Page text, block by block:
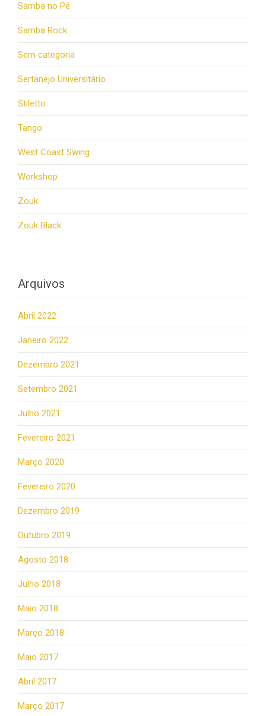
Samba no Pé
Samba Rock
Sem categoria
Sertanejo Universitário
Stiletto
Tango
West Coast Swing
Workshop
Zouk
Zouk Black
Arquivos
Abril 2022
Janeiro 2022
Dezembro 2021
Setembro 2021
Julho 2021
Fevereiro 2021
Março 2020
Fevereiro 2020
Dezembro 2019
Outubro 2019
Agosto 2018
Julho 2018
Maio 2018
Março 2018
Maio 2017
Abril 2017
Março 2017